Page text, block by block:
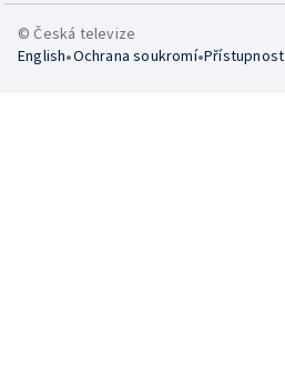
© Česká televize
English•Ochrana soukromí•Přístupnost